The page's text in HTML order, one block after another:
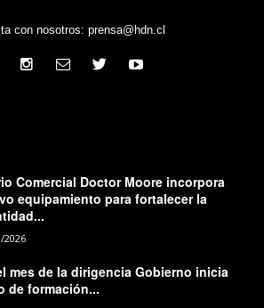
con nosotros: prensa@hdn.cl
Comercial Doctor Moore incorpora
equipamiento para fortalecer la
2026
mes de la dirigencia Gobierno inicia
de formación...